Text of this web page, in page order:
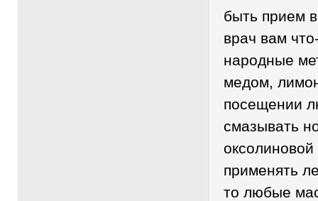
быть прием
врач вам
народные
медом,
посещении
смазывать
применять
то любые